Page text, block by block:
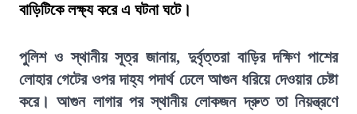
বাড়িটিকে লক্ষ্য করে এ ঘটনা ঘটে।
পুলিশ ও স্থানীয় সূত্র জানায়, দুর্বৃত্তরা বাড়ির দক্ষিণ পাশের
লোহার গেটের ওপর দাহ্য পদার্থ ঢেলে আগুন ধরিয়ে দেওয়ার চেষ্টা
করে। আগুন লাগার পর স্থানীয় লোকজন দ্রুত তা নিয়ন্ত্রণে